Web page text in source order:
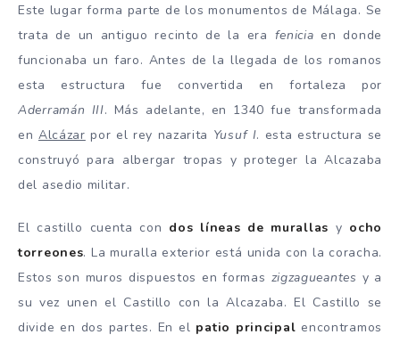
Este lugar forma parte de los monumentos de Málaga. Se
trata de un antiguo recinto de la era fenicia en donde
funcionaba un faro. Antes de la llegada de los romanos
esta estructura fue convertida en fortaleza por
Aderramán III. Más adelante, en 1340 fue transformada
en Alcázar por el rey nazarita Yusuf I. esta estructura se
construyó para albergar tropas y proteger la Alcazaba
del asedio militar.
El castillo cuenta con dos líneas de murallas y ocho
torreones. La muralla exterior está unida con la coracha.
Estos son muros dispuestos en formas zigzagueantes y a
su vez unen el Castillo con la Alcazaba. El Castillo se
divide en dos partes. En el patio principal encontramos